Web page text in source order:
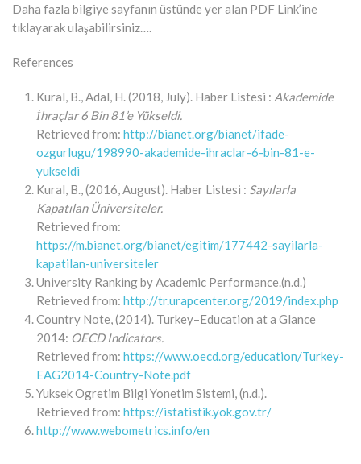
Daha fazla bilgiye sayfanın üstünde yer alan PDF Link’ine
tıklayarak ulaşabilirsiniz….
References
Kural, B., Adal, H. (2018, July). Haber Listesi : Akademide
İhraçlar 6 Bin 81’e Yükseldi.
Retrieved from: http://bianet.org/bianet/ifade-
ozgurlugu/198990-akademide-ihraclar-6-bin-81-e-
yukseldi
Kural, B., (2016, August). Haber Listesi : Sayılarla
Kapatılan Üniversiteler.
Retrieved from:
https://m.bianet.org/bianet/egitim/177442-sayilarla-
kapatilan-universiteler
University Ranking by Academic Performance.(n.d.)
Retrieved from: http://tr.urapcenter.org/2019/index.php
Country Note, (2014). Turkey–Education at a Glance
2014: OECD Indicators.
Retrieved from: https://www.oecd.org/education/Turkey-
EAG2014-Country-Note.pdf
Yuksek Ogretim Bilgi Yonetim Sistemi, (n.d.).
Retrieved from: https://istatistik.yok.gov.tr/
http://www.webometrics.info/en